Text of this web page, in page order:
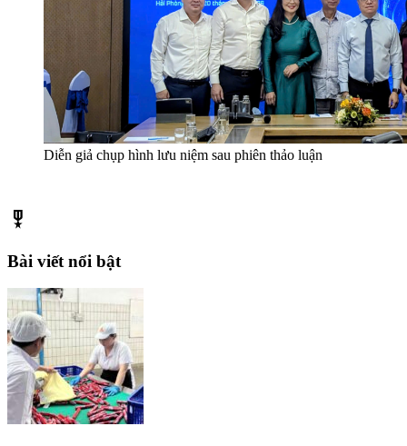
Diễn giả chụp hình lưu niệm sau phiên thảo luận
military_tech
Bài viết nổi bật